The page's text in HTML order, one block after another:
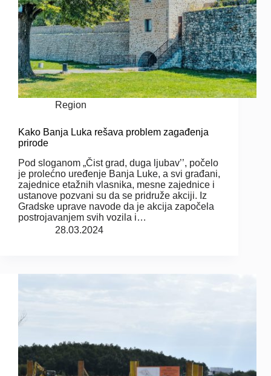
Region
Kako Banja Luka rešava problem zagađenja
prirode
Pod sloganom „Čist grad, duga ljubav’’, počelo
je prolećno uređenje Banja Luke, a svi građani,
zajednice etažnih vlasnika, mesne zajednice i
ustanove pozvani su da se pridruže akciji. Iz
Gradske uprave navode da je akcija započela
postrojavanjem svih vozila i…
28.03.2024